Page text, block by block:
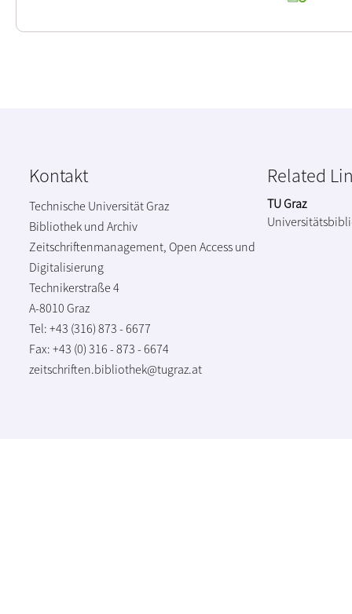
Kontakt
Technische Universität Graz
Bibliothek und Archiv
Zeitschriftenmanagement, Open Access und
Digitalisierung
Technikerstraße 4
A-8010 Graz
Tel: +43 (316) 873 - 6677
Fax: +43 (0) 316 - 873 - 6674
zeitschriften.bibliothek@tugraz.at
Related
TU Graz